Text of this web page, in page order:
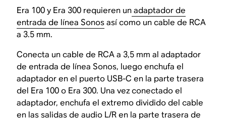
Era 100 y Era 300 requieren unadaptador de
entrada de línea Sonosasí como un cable de RCA
a 3.5 mm.
Conecta un cable de RCA a 3,5 mm al adaptador
de entrada de línea Sonos, luego enchufa el
adaptador en el puerto USB-C en la parte trasera
del Era 100 o Era 300. Una vez conectado el
adaptador, enchufa el extremo dividido del cable
en las salidas de audio L/R en la parte trasera de